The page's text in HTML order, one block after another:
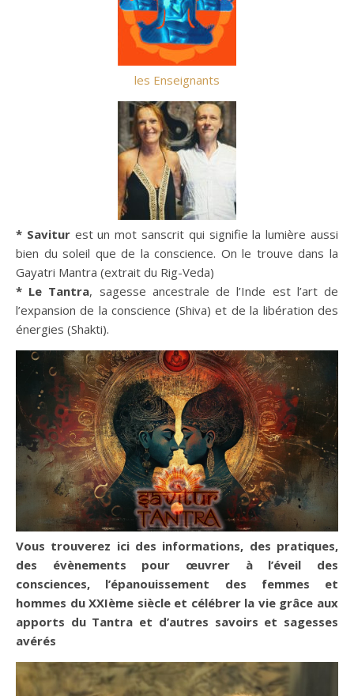
les Enseignants
* Saviturest un mot sanscrit qui signifie la lumière aussi
bien du soleil que de la conscience. On le trouve dans la
Gayatri Mantra (extrait du Rig-Veda)
* Le Tantra, sagesse ancestrale de l’Inde est l’art de
l’expansion de la conscience (Shiva) et de la libération des
énergies (Shakti).
Vous trouverez ici des informations, des pratiques,
des évènements pour œuvrer à l’éveil des
consciences, l’épanouissement des femmes et
hommes du XXIème siècle et célébrer la vie grâce aux
apports du Tantra et d’autres savoirs et sagesses
avérés